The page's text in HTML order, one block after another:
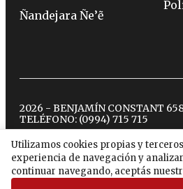
Utilizamos cookies propias y
experiencia de navegación y
continuar navegando, aceptás
Ñandejara Ñe’ẽ
2026 - BENJAMÍN CONSTANT
TELÉFONO: (0994) 715 715
twitterinstagram
facebook
tiktok